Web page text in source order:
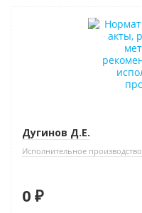
Нет в наличии
Дугинов Д.Е.
Исполнительное производство
0 ₽